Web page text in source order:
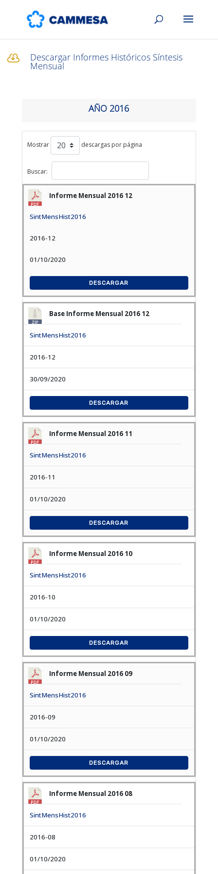
 Descargar Informes Históricos Síntesis
Mensual
AÑO 2016
Mostrar descargas por página
Buscar:
Informe Mensual 2016 12
SintMensHist2016
2016-12
01/10/2020
DESCARGAR
Base Informe Mensual 2016 12
SintMensHist2016
2016-12
30/09/2020
DESCARGAR
Informe Mensual 2016 11
SintMensHist2016
2016-11
01/10/2020
DESCARGAR
Informe Mensual 2016 10
SintMensHist2016
2016-10
01/10/2020
DESCARGAR
Informe Mensual 2016 09
SintMensHist2016
2016-09
01/10/2020
DESCARGAR
Informe Mensual 2016 08
SintMensHist2016
2016-08
01/10/2020